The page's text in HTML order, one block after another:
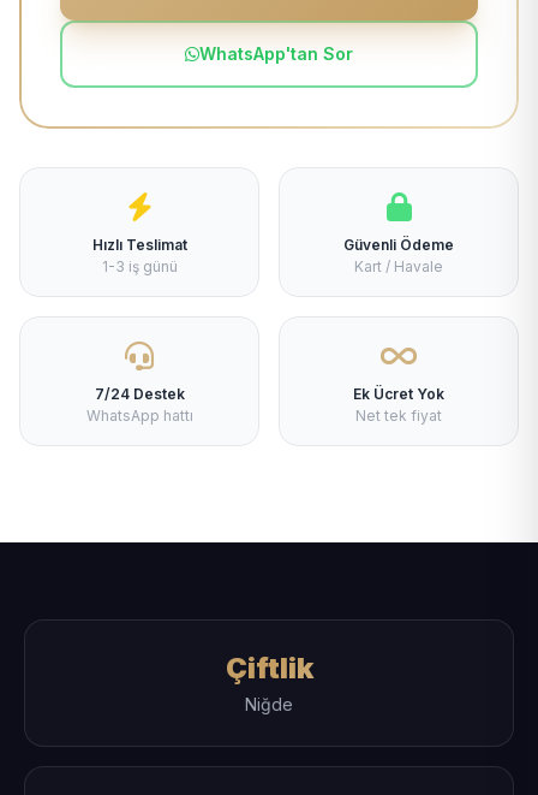
WhatsApp'tan Sor
Hızlı Teslimat
1-3 iş günü
Güvenli Ödeme
Kart / Havale
7/24 Destek
WhatsApp hattı
Ek Ücret Yok
Net tek fiyat
Çiftlik
Niğde